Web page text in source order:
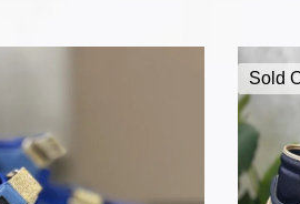
Sold